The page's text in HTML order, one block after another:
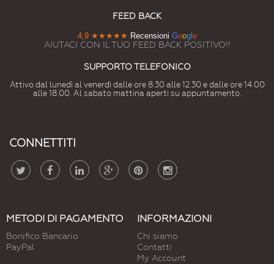
FEED BACK
4,9 ★★★★★ Recensioni Googl e
AIUTACI CON IL TUO FEED BACK POSITIVO!!
SUPPORTO TELEFONICO
Attivo dal lunedì al venerdì dalle ore 8.30 alle 12.30 e dalle ore 14.00
alle 18.00. Al sabato mattina aperti su appuntamento.
CONNETTITI
METODI DI PAGAMENTO
Bonifico Bancario
PayPal
INFORMAZIONI
Chi siamo
Contatti
My Account